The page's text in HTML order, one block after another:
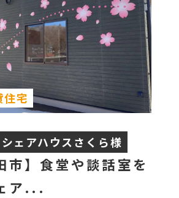
ェアハウスさくら様
市】食堂や談話室を
ア...
住宅